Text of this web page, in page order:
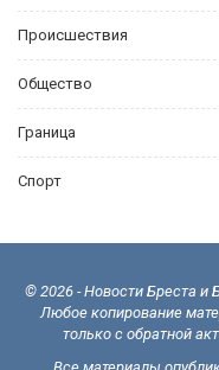
Происшествия
Общество
Граница
Спорт
© 2026 - Новости Бреста и
Любое копирование
только с обратной